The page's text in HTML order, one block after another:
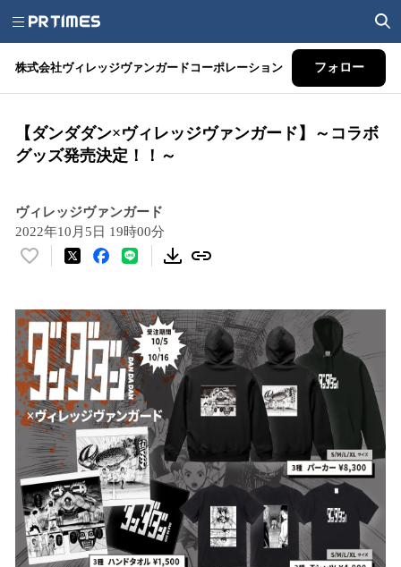
株式会社ヴィレッジヴァンガードコーポレーション フォロー
【ダンダダン×ヴィレッジヴァンガード】～コラボ
グッズ発売決定！！～
ヴィレッジヴァンガード
2022年10月5日 19時00分
い
！
数
を
読
み
込
み
中
で
す